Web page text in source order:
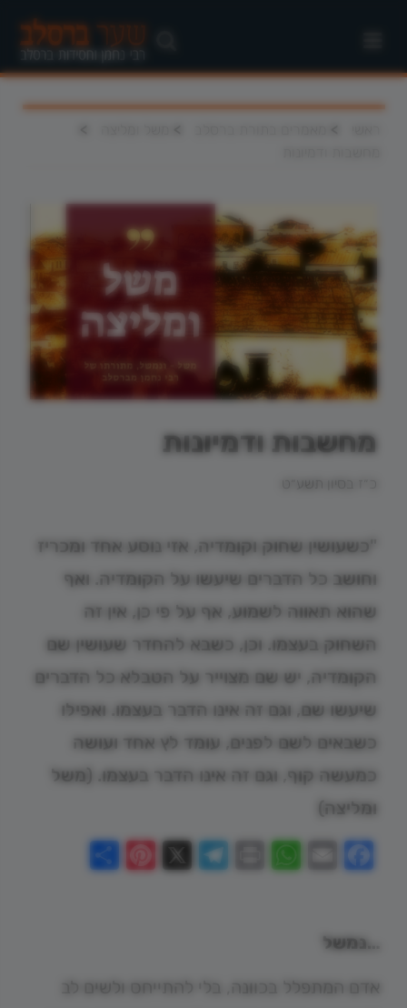
מחשבות ודמיונות
כ״ז בסיון תשע״ט
"כשעושין שחוק וקומדיה, אזי נוסע אחד ומכריז
וחושב כל הדברים שיעשו על הקומדיה. ואף
שהוא תאווה לשמוע, אף על פי כן, אין זה
השחוק בעצמו. וכן, כשבא להחדר שעושין שם
הקומדיה, יש שם מצוייר על הטבלא כל הדברים
שיעשו שם, וגם זה אינו הדבר בעצמו. ואפילו
כשבאים לשם לפנים, עומד לץ אחד ועושה
כמעשה קוף, וגם זה אינו הדבר בעצמו. (משל
ומליצה)
Facebook
WhatsApp
Print
Telegram
X
…נמשל
אדם המתפלל בכוונה, בלי להתייחס ולשים לב